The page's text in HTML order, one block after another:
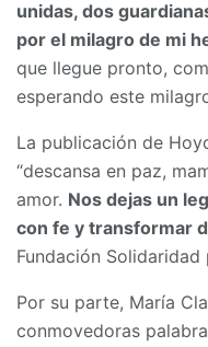
unidas, dos
por el milagro de mi
que llegue pronto,
esperando este
La publicación de
“descansa en paz,
amor. Nos dejas un
con fe y transformar
Fundación Solidaridad
Por su parte, María
conmovedoras